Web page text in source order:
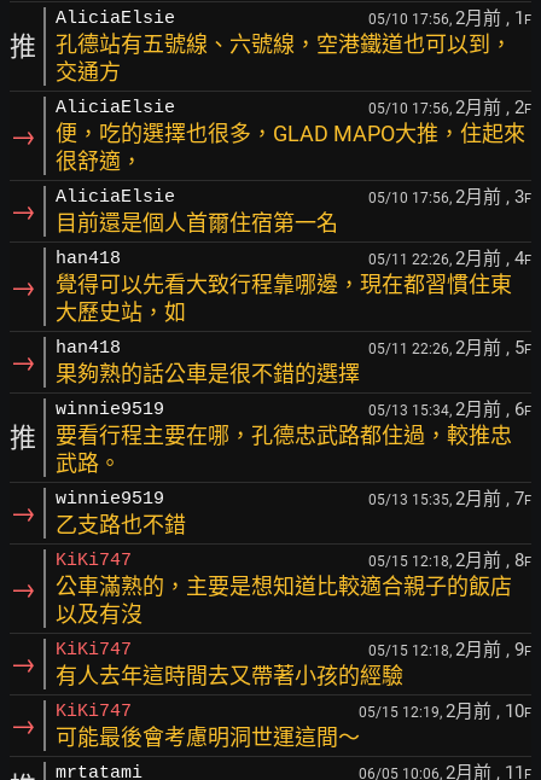
推
AliciaElsie 05/10 17:56, 2月前 , 1 F
孔德站有五號線、六號線，空港鐵道也可以到，
交通方
→
AliciaElsie 05/10 17:56, 2月前 , 2F
便，吃的選擇也很多，GLAD MAPO大推，住起來
很舒適，
→ AliciaElsie 05/10 17:56, 2月前 , 3F
目前還是個人首爾住宿第一名
→
han418 05/11 22:26, 2月前 , 4F
覺得可以先看大致行程靠哪邊，現在都習慣住東
大歷史站，如
→ han418 05/11 22:26, 2月前 , 5F
果夠熟的話公車是很不錯的選擇
推
winnie9519 05/13 15:34, 2月前 , 6F
要看行程主要在哪，孔德忠武路都住過，較推忠
武路。
→ winnie9519 05/13 15:35, 2月前 , 7F
乙支路也不錯
→
KiKi747 05/15 12:18, 2月前 , 8F
公車滿熟的，主要是想知道比較適合親子的飯店
以及有沒
→ KiKi747 05/15 12:18, 2月前 , 9F
有人去年這時間去又帶著小孩的經驗
→ KiKi747 05/15 12:19, 2月前 , 10F
可能最後會考慮明洞世運這間～
mrtatami 06/05 10:06, 2月前 , 11 F